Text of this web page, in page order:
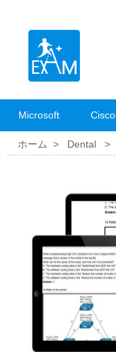
Microsoft Cisco
ホーム > Dental >